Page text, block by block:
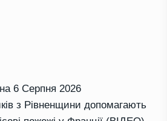
6 Серпня 2026
з Рівненщини допомагають